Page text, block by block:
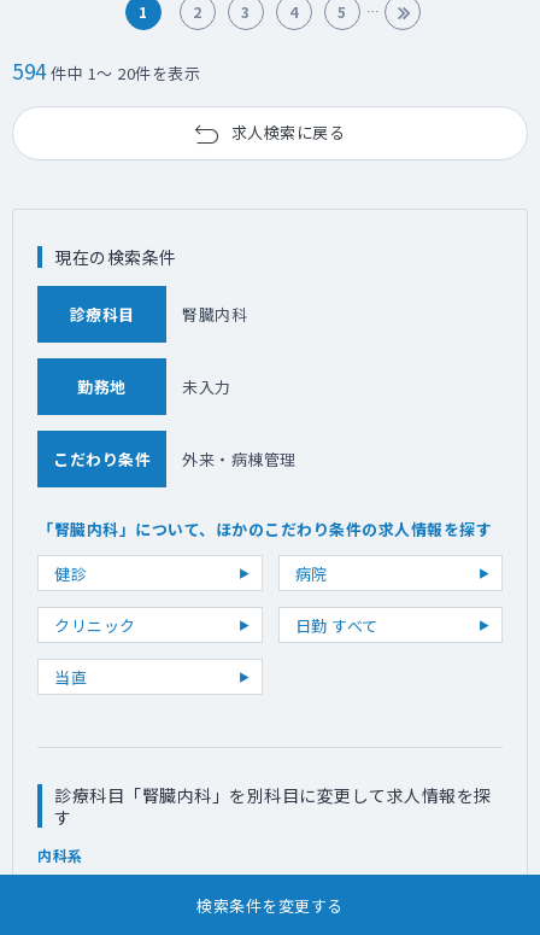
1 2 3 4 5
594件中 1～ 20件を表示
求人検索に戻る
検索条件を変更する
現在の検索条件
診療科目 腎臓内科
勤務地 未入力
こだわり条件 外来・病棟管理
「腎臓内科」について、ほかのこだわり条件の求人情報を探す
健診
病院
クリニック 日勤 すべて
当直
診療科目「腎臓内科」を別科目に変更して求人情報を探
す
内科系
消化器内科 循環器内科